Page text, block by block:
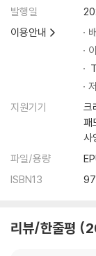
3장 피해자 김지은
“정조보다 무엇이 더
내게는 처음부터 끝
333일 만의 유죄 판
또 다른 악몽의 시작
연관 검색어: 안희정
다시 이어지는 마녀
- 동료들이 보내온 탄
발행일
이용안내
지원기기
크
패
사
파일/용량
ISBN13
리뷰/한줄평